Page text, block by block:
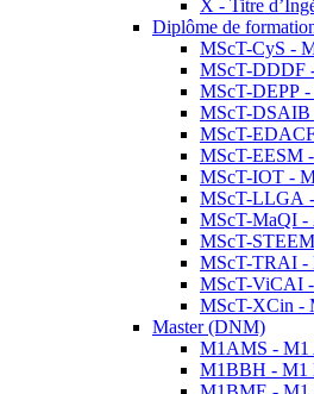
X - Titre
Diplôme de
MScT-CyS -
MScT-DDDF
MScT-DEPP
MScT-DSAIB
MScT-
MScT-EESM
MScT-IOT -
MScT-LLGA -
MScT-MaQI -
MScT-
MScT-TRAI -
MScT-ViCAI -
MScT-XCin -
Master (DNM)
M1AMS - M1
M1BBH - M1